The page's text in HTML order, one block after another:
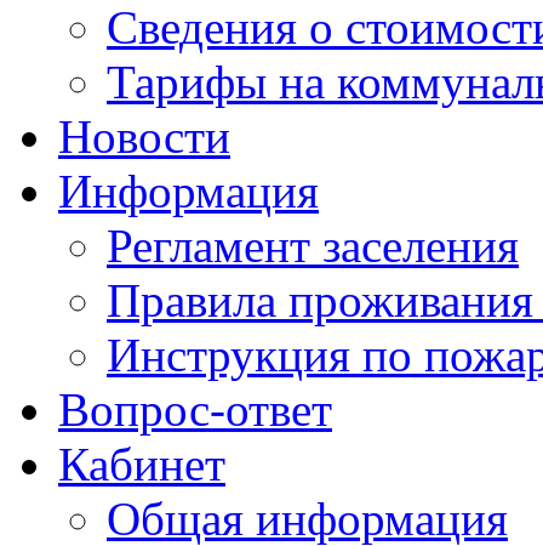
Сведения о
Тарифы на
Новости
Информация
Регламент заселения
Правила
Инструкция по
Вопрос-ответ
Кабинет
Общая информация